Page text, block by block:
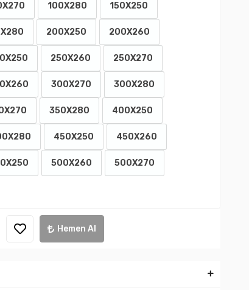
100X280 150X250
200X250 200X260
250X260 250X270
300X270 300X280
350X280 400X250
450X250 450X260
500X260 500X270
Hemen Al